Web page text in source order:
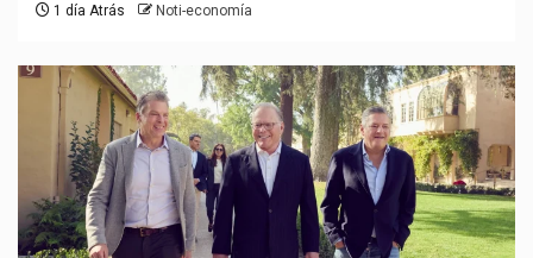
1 día Atrás Noti-economía